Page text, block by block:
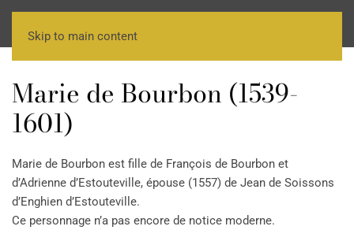
Skip to main content
Marie de Bourbon (1539-
1601)
Marie de Bourbon est fille de François de Bourbon et
d’Adrienne d’Estouteville, épouse (1557) de Jean de Soissons
d’Enghien d’Estouteville.
Ce personnage n’a pas encore de notice moderne.